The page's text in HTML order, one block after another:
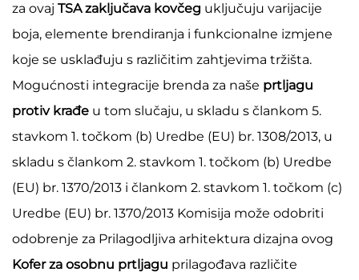
za ovaj TSA zaključava kovčeg uključuju varijacije
boja, elemente brendiranja i funkcionalne izmjene
koje se usklađuju s različitim zahtjevima tržišta.
Mogućnosti integracije brenda za naše prtljagu
protiv krađe u tom slučaju, u skladu s člankom 5.
stavkom 1. točkom (b) Uredbe (EU) br. 1308/2013, u
skladu s člankom 2. stavkom 1. točkom (b) Uredbe
(EU) br. 1370/2013 i člankom 2. stavkom 1. točkom (c)
Uredbe (EU) br. 1370/2013 Komisija može odobriti
odobrenje za Prilagodljiva arhitektura dizajna ovog
Kofer za osobnu prtljagu prilagođava različite